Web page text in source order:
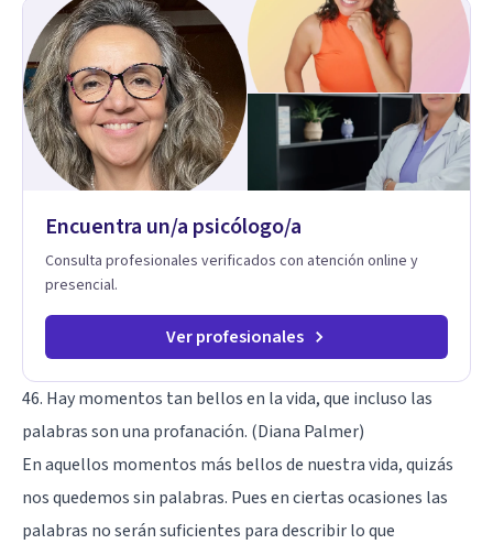
hermosa vida que hay, es mi placer y deleite ya que ser FELIZ
es derecho de toda la GENTE.
Encuentra un/a psicólogo/a
Consulta profesionales verificados con atención online y
presencial.
Ver profesionales
46. Hay momentos tan bellos en la vida, que incluso las
palabras son una profanación. (Diana Palmer)
En aquellos momentos más bellos de nuestra vida, quizás
nos quedemos sin palabras. Pues en ciertas ocasiones las
palabras no serán suficientes para describir lo que